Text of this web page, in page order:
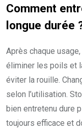
Comment
longue durée
Après chaque
éliminer les poils et
éviter la rouille.
selon l’utilisation.
bien entretenu dure
toujours efficace et